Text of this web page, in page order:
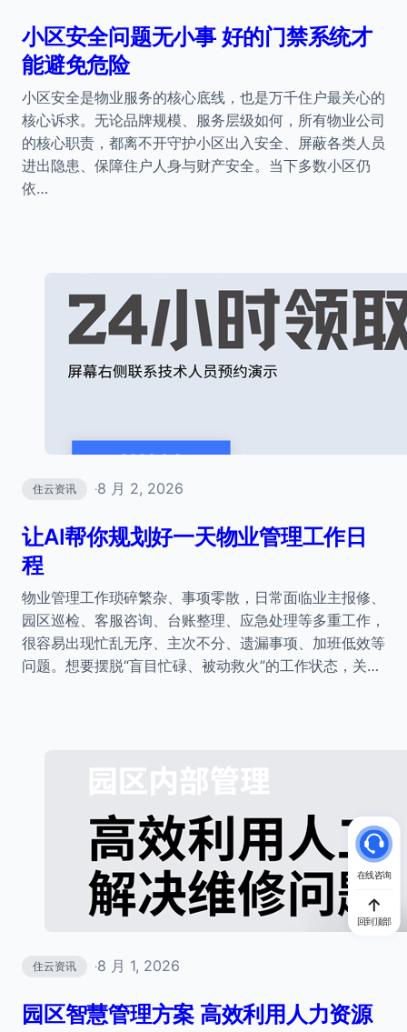
小区安全问题无小事 好的门禁系统才
能避免危险
小区安全是物业服务的核心底线，也是万千住户最关心的
核心诉求。无论品牌规模、服务层级如何，所有物业公司
的核心职责，都离不开守护小区出入安全、屏蔽各类人员
进出隐患、保障住户人身与财产安全。当下多数小区仍
依…
住云资讯 ·8 月 2, 2026
让AI帮你规划好一天物业管理工作日
程
物业管理工作琐碎繁杂、事项零散，日常面临业主报修、
园区巡检、客服咨询、台账整理、应急处理等多重工作，
很容易出现忙乱无序、主次不分、遗漏事项、加班低效等
问题。想要摆脱“盲目忙碌、被动救火”的工作状态，关…
住云资讯 ·8 月 1, 2026
园区智慧管理方案 高效利用人力资源
在线咨询
回到顶部